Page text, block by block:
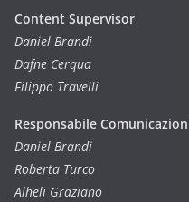
Content Supervisor
Daniel Brandi
Dafne Cerqua
Filippo Travelli
Responsabile
Daniel Brandi
Roberta Turco
Alheli Graziano